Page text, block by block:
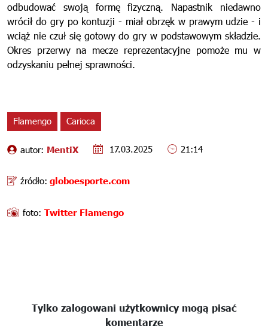
odbudować swoją formę fizyczną. Napastnik niedawno
wrócił do gry po kontuzji - miał obrzęk w prawym udzie - i
wciąż nie czuł się gotowy do gry w podstawowym składzie.
Okres przerwy na mecze reprezentacyjne pomoże mu w
odzyskaniu pełnej sprawności.
Flamengo Carioca
autor: MentiX 17.03.2025 21:14
źródło: globoesporte.com
foto: Twitter Flamengo
Tylko zalogowani użytkownicy mogą pisać
komentarze